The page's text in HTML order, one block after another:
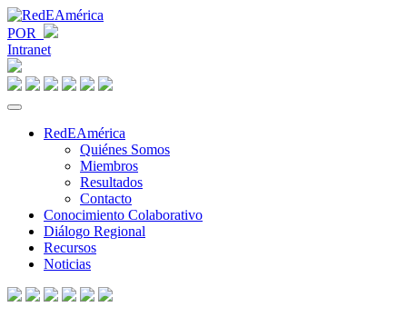
POR
Intranet
RedEAmérica
Quiénes Somos
Miembros
Resultados
Contacto
Conocimiento Colaborativo
Diálogo Regional
Recursos
Noticias